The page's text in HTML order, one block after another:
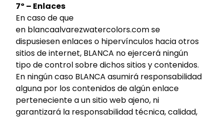
7º – Enlaces
En caso de que
en blancaalvarezwatercolors.com se
dispusiesen enlaces o hipervínculos hacia otros
sitios de internet, BLANCA no ejercerá ningún
tipo de control sobre dichos sitios y contenidos.
En ningún caso BLANCA asumirá responsabilidad
alguna por los contenidos de algún enlace
perteneciente a un sitio web ajeno, ni
garantizará la responsabilidad técnica, calidad,